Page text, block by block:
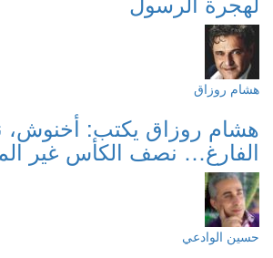
هشام روزاق
هشام روزاق يكتب:
الفارغ… نصف الكأس غير
حسين الوادعي